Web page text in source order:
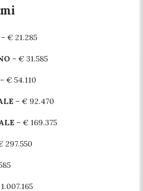
– € 21.285
– € 31.585
– € 54.110
– € 92.470
– € 169.375
297.550